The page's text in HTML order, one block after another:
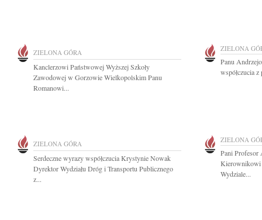
ZIELONA GÓRA
Kanclerzowi Państwowej Wyższej Szkoły
Zawodowej w Gorzowie Wielkopolskim Panu
Romanowi...
ZIELONA
Panu
współczucia
ZIELONA GÓRA
Serdeczne wyrazy współczucia Krystynie Nowak
Dyrektor Wydziału Dróg i Transportu Publicznego
z...
ZIELONA
Pani Profesor
Kierownikowi
Wydziale...